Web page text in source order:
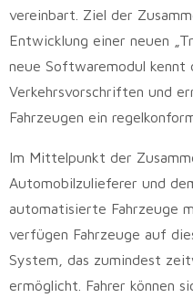
vereinbart. Ziel der
Entwicklung einer neuen
neue Softwaremodul kennt
Verkehrsvorschriften und
Fahrzeugen ein
Im Mittelpunkt der
Automobilzulieferer und
automatisierte Fahrzeuge
verfügen Fahrzeuge auf
System, das zumindest
ermöglicht. Fahrer können